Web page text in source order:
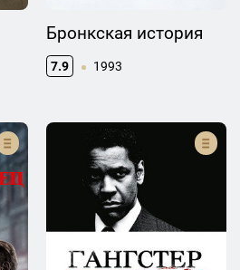
Бронкская история
7.9 1993